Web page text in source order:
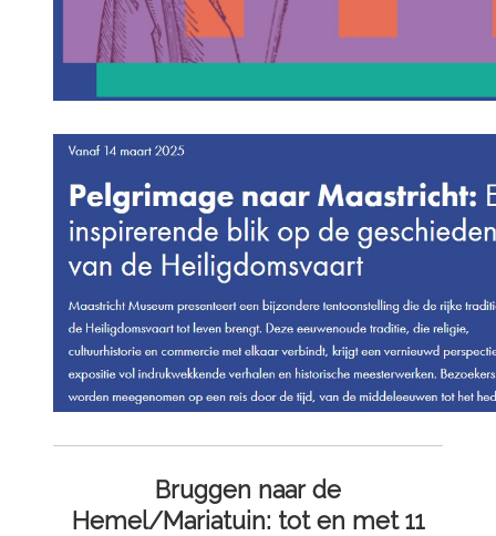
Bruggen naar de
Hemel/Mariatuin: tot en met 11